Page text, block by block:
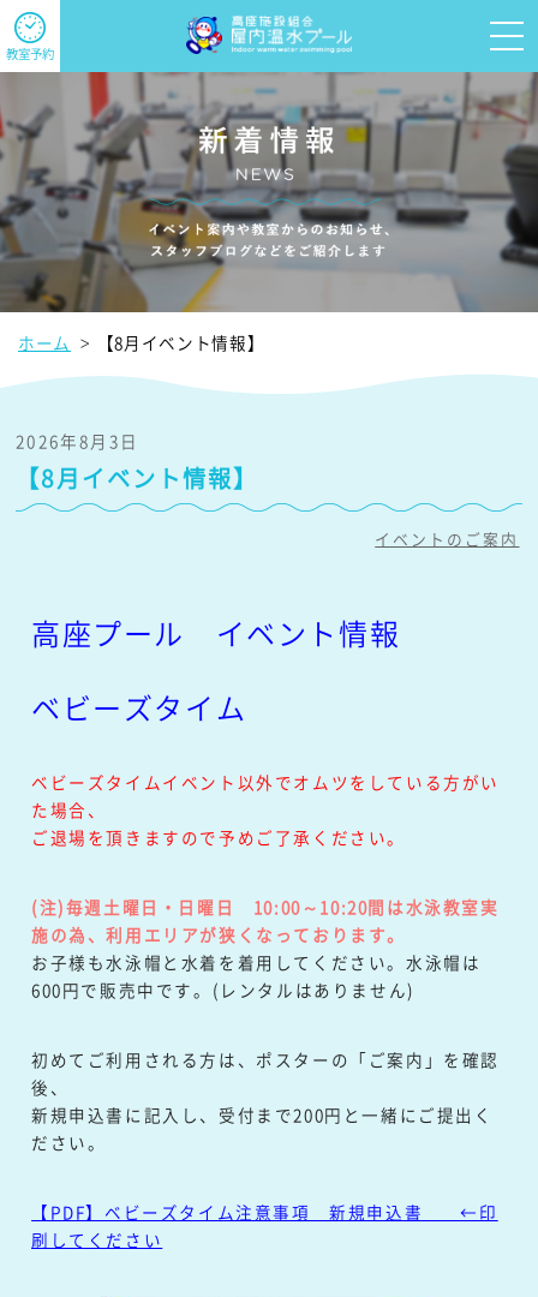
教室予約
ホーム 【8月イベント情報】
2026年8月3日
【8月イベント情報】
イベントのご案内
高座プール イベント情報
ベビーズタイム
ベビーズタイムイベント以外でオムツをしている方がい
た場合、
ご退場を頂きますので予めご了承ください。
(注)毎週土曜日・日曜日 10:00～10:20間は水泳教室実
施の為、利用エリアが狭くなっております。
お子様も水泳帽と水着を着用してください。水泳帽は
600円で販売中です。(レンタルはありません)
初めてご利用される方は、ポスターの「ご案内」を確認
後、
新規申込書に記入し、受付まで200円と一緒にご提出く
ださい。
【PDF】ベビーズタイム注意事項 新規申込書 ←印
刷してください